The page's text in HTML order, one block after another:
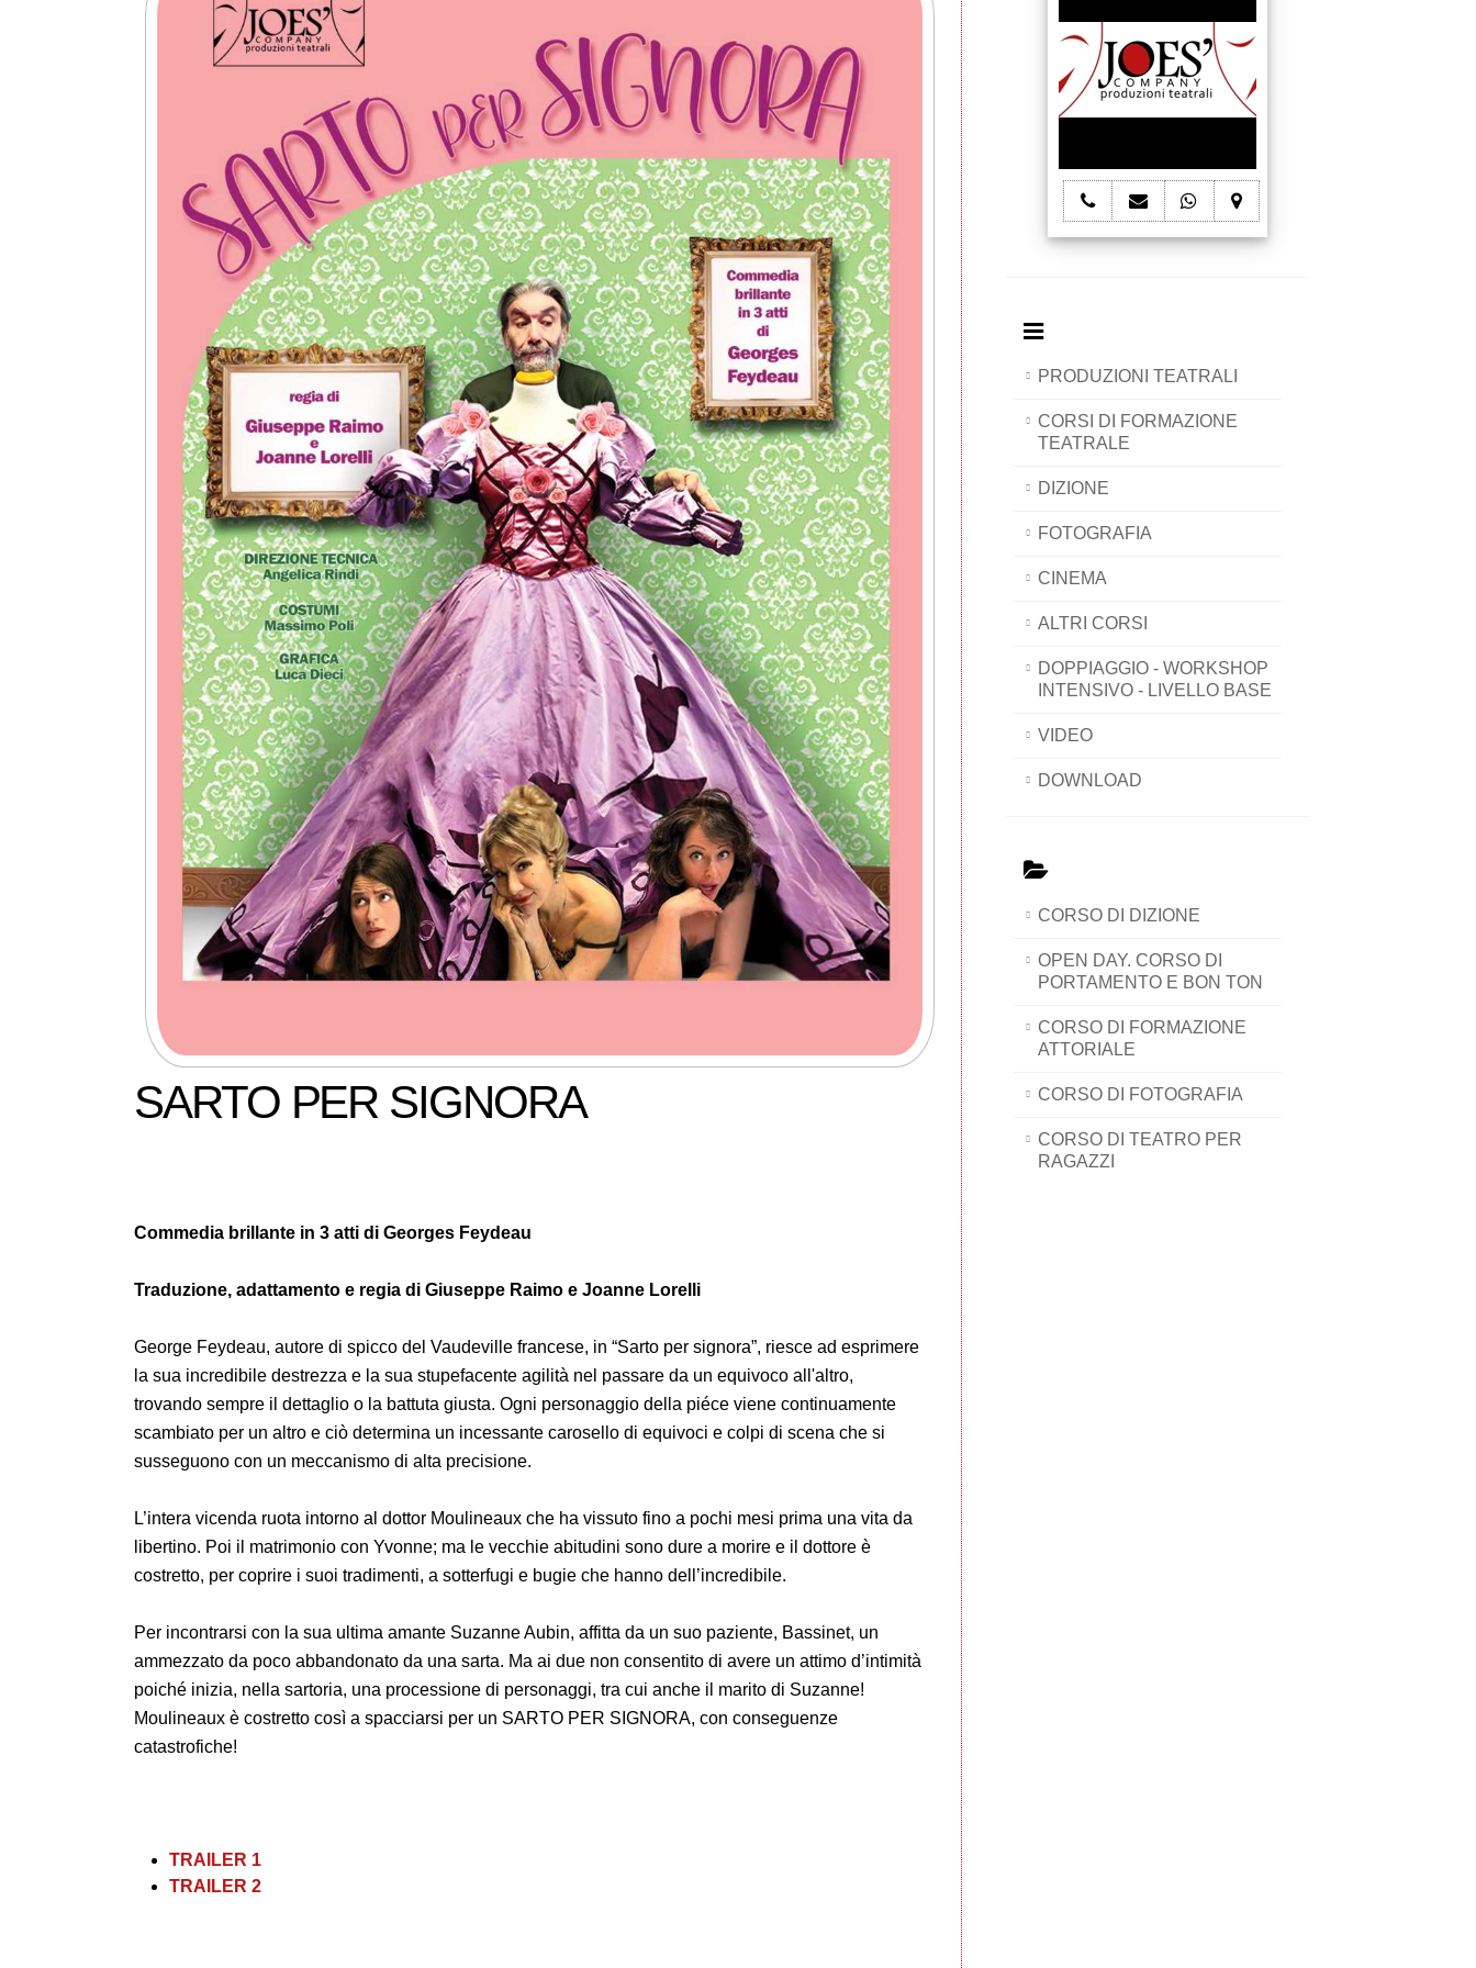
SARTO PER SIGNORA
Commedia brillante in 3 atti di Georges Feydeau
Traduzione, adattamento e regia di Giuseppe Raimo e Joanne Lorelli
George Feydeau, autore di spicco del Vaudeville francese, in “Sarto per signora”, riesce ad esprimere
la sua incredibile destrezza e la sua stupefacente agilità nel passare da un equivoco all'altro,
trovando sempre il dettaglio o la battuta giusta. Ogni personaggio della piéce viene continuamente
scambiato per un altro e ciò determina un incessante carosello di equivoci e colpi di scena che si
susseguono con un meccanismo di alta precisione.
L’intera vicenda ruota intorno al dottor Moulineaux che ha vissuto fino a pochi mesi prima una vita da
libertino. Poi il matrimonio con Yvonne; ma le vecchie abitudini sono dure a morire e il dottore è
costretto, per coprire i suoi tradimenti, a sotterfugi e bugie che hanno dell’incredibile.
Per incontrarsi con la sua ultima amante Suzanne Aubin, affitta da un suo paziente, Bassinet, un
ammezzato da poco abbandonato da una sarta. Ma ai due non consentito di avere un attimo d’intimità
poiché inizia, nella sartoria, una processione di personaggi, tra cui anche il marito di Suzanne!
Moulineaux è costretto così a spacciarsi per un SARTO PER SIGNORA, con conseguenze
catastrofiche!
TRAILER 1
TRAILER 2
telefono
Joes'
Company
e-
mail
Joes'
whatsapp
Joes'
Company
mappa
Joes'
Company
PRODUZIONI TEATRALI
CORSI DI FORMAZIONE
TEATRALE
DIZIONE
FOTOGRAFIA
CINEMA
ALTRI CORSI
DOPPIAGGIO - WORKSHOP
INTENSIVO - LIVELLO BASE
VIDEO
DOWNLOAD
CORSO DI DIZIONE
OPEN DAY. CORSO DI
PORTAMENTO E BON TON
CORSO DI FORMAZIONE
ATTORIALE
CORSO DI FOTOGRAFIA
CORSO DI TEATRO PER
RAGAZZI